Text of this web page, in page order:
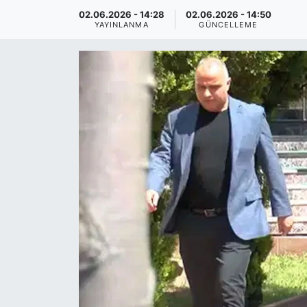
02.06.2026 - 14:28
YAYINLANMA
02.06.2026 - 14:50
GÜNCELLEME